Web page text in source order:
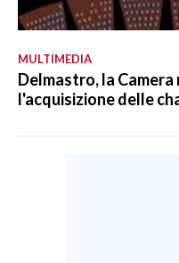
MULTIMEDIA
Delmastro, la
l'acquisizione delle